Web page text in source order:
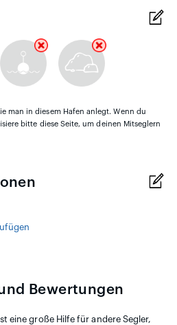
man in diesem Hafen anlegt. Wenn du
bitte diese Seite, um deinen Mitseglern
Bewertungen
eine große Hilfe für andere Segler,